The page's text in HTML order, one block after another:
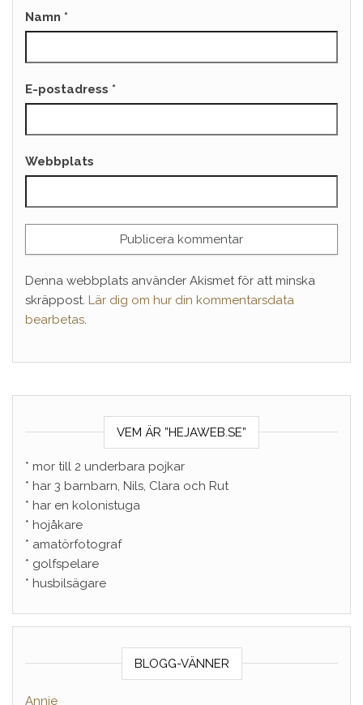
Namn *
E-postadress *
Webbplats
Denna webbplats använder Akismet för att minska
skräppost. Lär dig om hur din kommentarsdata
bearbetas
VEM ÄR ”HEJAWEB.SE”
* mor till 2 underbara pojkar
* har 3 barnbarn, Nils, Clara och Rut
* har en kolonistuga
* hojåkare
* amatörfotograf
* golfspelare
* husbilsägare
BLOGG-VÄNNER
Annie